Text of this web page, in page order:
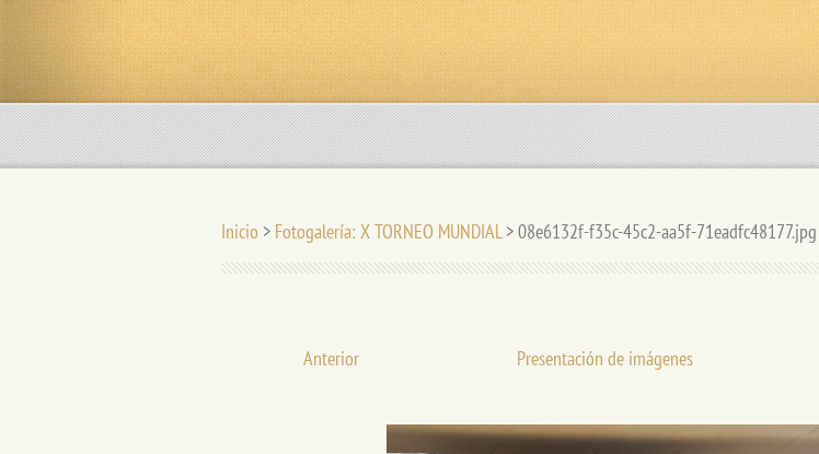
Inicio > Fotogalería: X TORNEO MUNDIAL>08e6132f-f35c-45c2-aa5f-71eadfc48177.jpg
Anterior Presentación de imágenes